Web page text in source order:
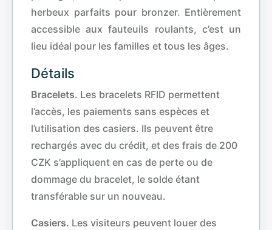
herbeux parfaits pour bronzer. Entièrement
accessible aux fauteuils roulants, c’est un
lieu idéal pour les familles et tous les âges.
Détails
Bracelets. Les bracelets RFID permettent
l’accès, les paiements sans espèces et
l’utilisation des casiers. Ils peuvent être
rechargés avec du crédit, et des frais de 200
CZK s’appliquent en cas de perte ou de
dommage du bracelet, le solde étant
transférable sur un nouveau.
Casiers. Les visiteurs peuvent louer des